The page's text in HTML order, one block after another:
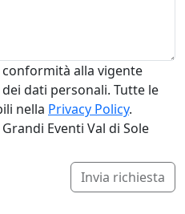
alla vigente
dati personali. Tutte le
nella Privacy Policy.
Eventi Val di Sole
Invia richiesta